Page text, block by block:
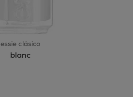
essie clásico
blanc